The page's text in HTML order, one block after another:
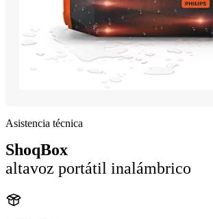
Asistencia técnica
ShoqBox
altavoz portátil inalámbrico